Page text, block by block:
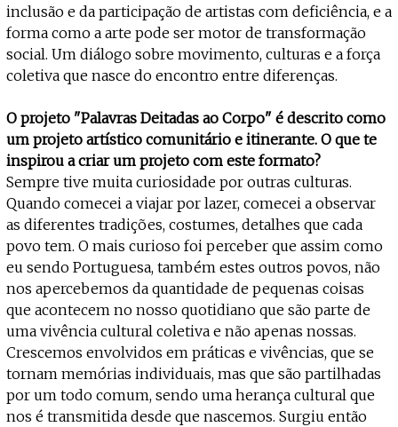
inclusão e da participação de artistas com deficiência, e a
forma como a arte pode ser motor de transformação
social. Um diálogo sobre movimento, culturas e a força
coletiva que nasce do encontro entre diferenças.
O projeto "Palavras Deitadas ao Corpo" é descrito como
um projeto artístico comunitário e itinerante. O que te
inspirou a criar um projeto com este formato?
Sempre tive muita curiosidade por outras culturas.
Quando comecei a viajar por lazer, comecei a observar
as diferentes tradições, costumes, detalhes que cada
povo tem. O mais curioso foi perceber que assim como
eu sendo Portuguesa, também estes outros povos, não
nos apercebemos da quantidade de pequenas coisas
que acontecem no nosso quotidiano que são parte de
uma vivência cultural coletiva e não apenas nossas.
Crescemos envolvidos em práticas e vivências, que se
tornam memórias individuais, mas que são partilhadas
por um todo comum, sendo uma herança cultural que
nos é transmitida desde que nascemos. Surgiu então